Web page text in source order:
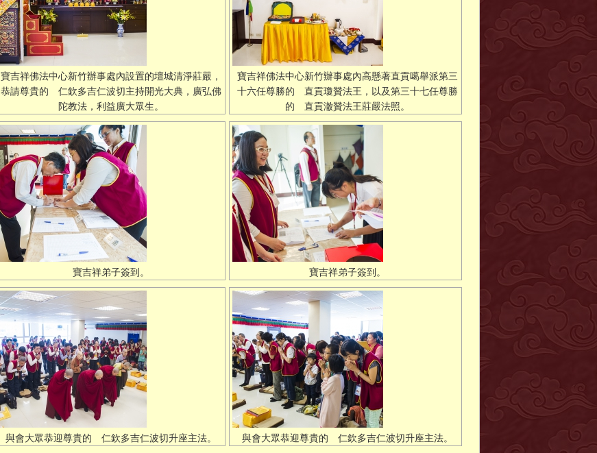
寶吉祥佛法中心新竹辦事處內設置的壇城清淨莊嚴，
恭請尊貴的 仁欽多吉仁波切主持開光大典，廣弘佛
陀教法，利益廣大眾生。
寶吉祥佛法中心新竹辦事處內高懸著直貢噶舉派第三
十六任尊勝的 直貢瓊贊法王，以及第三十七任尊勝
的 直貢澈贊法王莊嚴法照。
寶吉祥弟子簽到。 寶吉祥弟子簽到。
與會大眾恭迎尊貴的 仁欽多吉仁波切升座主法。 與會大眾恭迎尊貴的 仁欽多吉仁波切升座主法。